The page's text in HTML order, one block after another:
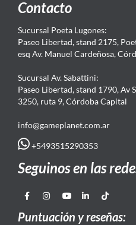
Contacto
Sucursal Poeta Lugones:
Paseo Libertad, stand 2175,
esq Av. Manuel Cardeñosa,
Sucursal Av. Sabattini:
Paseo Libertad, stand 1790, Av
3250, ruta 9, Córdoba Capital
info@gameplanet.com.ar
+5493515290353
Seguinos en las
Puntuación y reseñas: